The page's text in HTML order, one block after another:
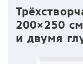
200×250
и двумя